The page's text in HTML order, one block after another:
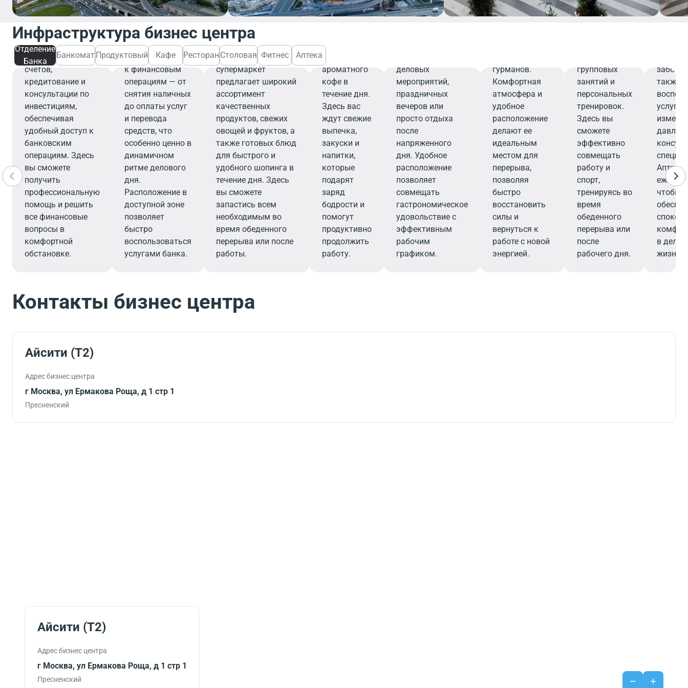
Инфраструктура бизнес центра
Отделение
Банка
БанкоматПродуктовый Кафе Ресторан Столовая Фитнес Аптека
Отделение банка
широкий спектр
финансовых услуг,
включая открытие
счетов,
кредитование и
консультации по
инвестициям,
обеспечивая
удобный доступ к
банковским
операциям. Здесь
вы сможете
получить
профессиональную
помощь и решить
все финансовые
вопросы в
комфортной
обстановке.
Банкомат
обеспечивает
быстрый и
удобный доступ
к финансовым
операциям — от
снятия наличных
до оплаты услуг
и перевода
средств, что
особенно ценно в
динамичном
ритме делового
дня.
Расположение в
доступной зоне
позволяет
быстро
воспользоваться
услугами банка.
Продуктовый
Современный
супермаркет
предлагает широкий
ассортимент
качественных
продуктов, свежих
овощей и фруктов, а
также готовых блюд
для быстрого и
удобного шопинга в
течение дня. Здесь
вы сможете
запастись всем
необходимым во
время обеденного
перерыва или после
работы.
завтрака,
перерыва на
ароматного
кофе в
течение дня.
Здесь вас
ждут свежие
выпечка,
закуски и
напитки,
которые
подарят
заряд
бодрости и
помогут
продуктивно
продолжить
работу.
персоналу,
деловых
мероприятий,
праздничных
вечеров или
просто отдыха
после
напряженного
дня. Удобное
расположение
позволяет
совмещать
гастрономическое
удовольствие с
эффективным
рабочим
графиком.
напитков,
гурманов.
Комфортная
атмосфера и
удобное
расположение
делают ее
идеальным
местом для
перерыва,
позволяя
быстро
восстановить
силы и
вернуться к
работе с новой
энергией.
заряда
групповых
занятий и
персональных
тренировок.
Здесь вы
сможете
эффективно
совмещать
работу и
спорт,
тренируясь во
время
обеденного
перерыва или
после
рабочего дня.
также
Аптека
чтобы
в
жизни.
Контакты бизнес центра
Айсити (T2)
Адрес бизнес центра
г Москва, ул Ермакова Роща, д 1 стр 1
Пресненский
Айсити (T2)
Адрес бизнес центра
г Москва, ул Ермакова Роща, д 1 стр 1
Пресненский